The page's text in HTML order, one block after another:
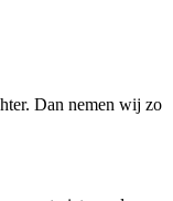
Dan nemen wij zo